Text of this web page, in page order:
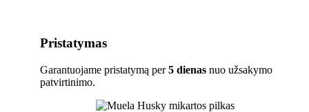
Pristatymas
Garantuojame pristatymą per5 dienas nuo užsakymo
patvirtinimo.